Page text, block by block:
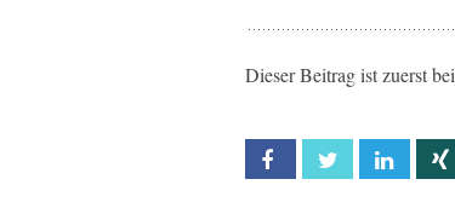
Dieser Beitrag ist zuerst bei
Facebook Twitter Linkedin